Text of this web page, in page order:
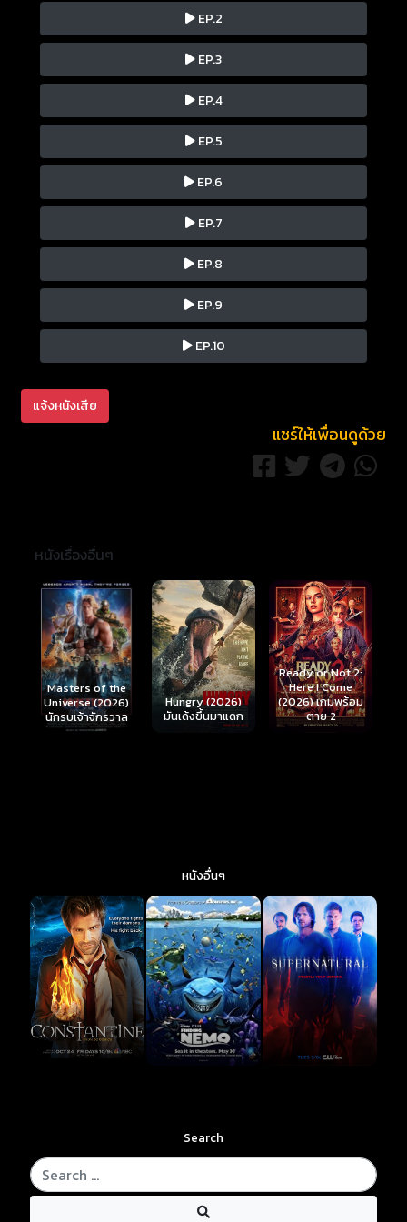
EP.2
EP.3
EP.4
EP.5
EP.6
EP.7
EP.8
EP.9
EP.10
แจ้งหนังเสีย
แชร์ให้เพื่อนดูด้วย
หนังเรื่องอื่นๆ
Masters of the
Universe (2026)
นักรบเจ้าจักรวาล
Hungry (2026)
มันเด้งขึ้นมาแดก
Ready or Not 2:
Here I Come
(2026) เกมพร้อม
ตาย 2
หนังอื่นๆ
Search